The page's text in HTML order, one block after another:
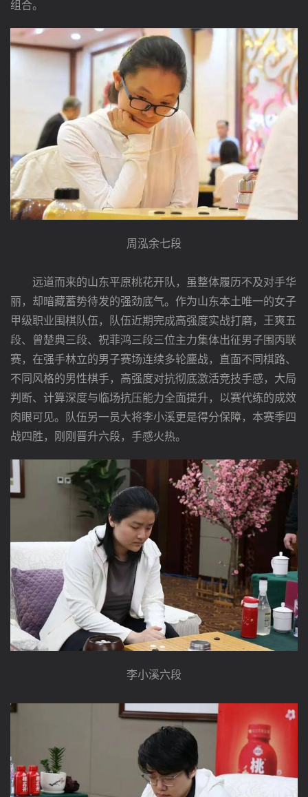
组合。
周泓余七段
远道而来的山东平原桃花开队，虽整体履历不及对手华
丽，却暗藏蓄势待发的强劲底气。作为山东本土唯一的女子
甲级职业围棋队伍，队伍近期完成高强度实战打磨，王爽五
段、曾楚典三段、祝菲鸿三段三位主力集体出征男子围丙联
赛，在强手林立的男子赛场连续多轮鏖战，直面不同棋路、
不同风格的男性棋手，高强度对抗彻底激活竞技手感，大局
判断、计算深度与临场抗压能力全面提升，以赛代练的成效
肉眼可见。队伍另一员大将李小溪更是得分保障，本赛季四
战四胜，刚刚晋升六段，手感火热。
李小溪六段